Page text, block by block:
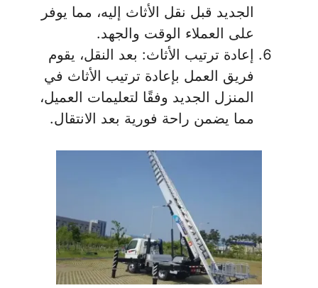
الجديد قبل نقل الأثاث إليه، مما يوفر
على العملاء الوقت والجهد.
إعادة ترتيب الأثاث: بعد النقل، يقوم
فريق العمل بإعادة ترتيب الأثاث في
المنزل الجديد وفقًا لتعليمات العميل،
مما يضمن راحة فورية بعد الانتقال.